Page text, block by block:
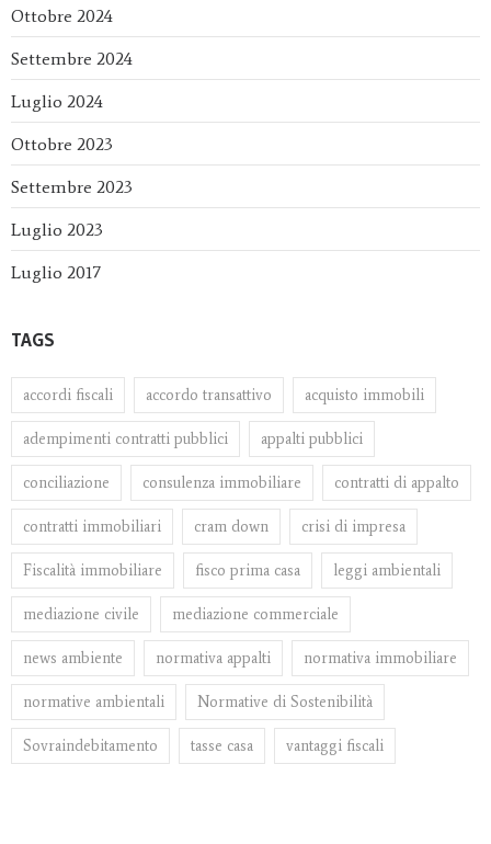
Ottobre 2024
Settembre 2024
Luglio 2024
Ottobre 2023
Settembre 2023
Luglio 2023
Luglio 2017
TAGS
accordi fiscali accordo transattivo acquisto immobili
adempimenti contratti pubblici appalti pubblici
conciliazione consulenza immobiliare contratti di appalto
contratti immobiliari cram down crisi di impresa
Fiscalità immobiliare fisco prima casa leggi ambientali
mediazione civile mediazione commerciale
news ambiente normativa appalti normativa immobiliare
normative ambientali Normative di Sostenibilità
Sovraindebitamento tasse casa vantaggi fiscali